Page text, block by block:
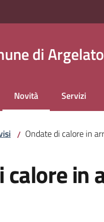
di Argelato
Novità
Menu selezionato
Servizi
/ Ondate di calore in
calore in